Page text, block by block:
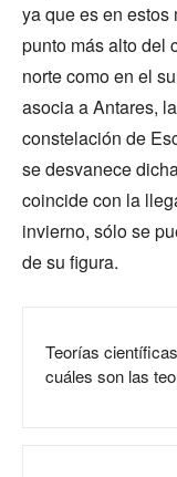
ya que es en estos
punto más alto del
norte como en el
asocia a Antares,
constelación de
se desvanece
coincide con la
invierno, sólo se
de su figura.
Teorías
cuáles son las